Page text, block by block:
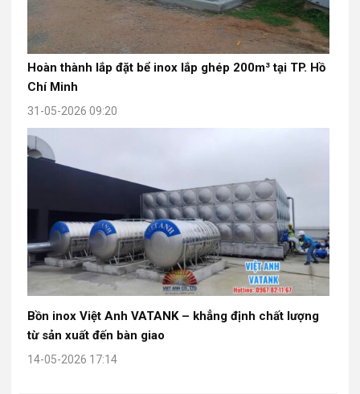
Hoàn thành lắp đặt bể inox lắp ghép 200m³ tại TP. Hồ
Chí Minh
31-05-2026 09:20
Bồn inox Việt Anh VATANK – khẳng định chất lượng
từ sản xuất đến bàn giao
14-05-2026 17:14